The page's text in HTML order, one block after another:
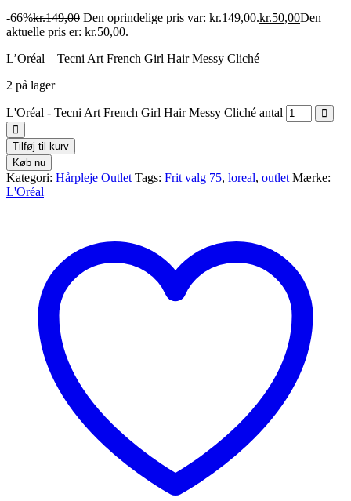
-66%kr.149,00 Den oprindelige pris var: kr.149,00.kr.50,00Den
aktuelle pris er: kr.50,00.
L’Oréal – Tecni Art French Girl Hair Messy Cliché
2 på lager
L'Oréal - Tecni Art French Girl Hair Messy Cliché antal
Tilføj til kurv
Køb nu
Kategori: Hårpleje Outlet Tags: Frit valg 75, loreal, outlet Mærke:
L'Oréal